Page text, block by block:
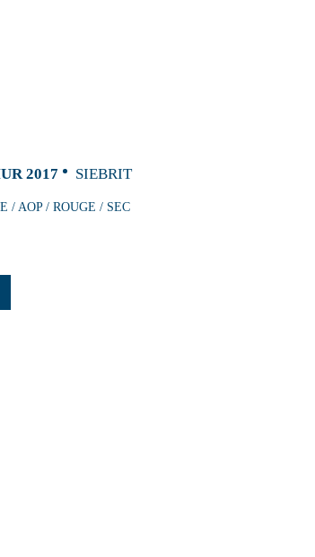
2017 SIEBRIT
/ AOP / ROUGE / SEC